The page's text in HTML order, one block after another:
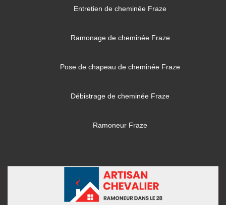
Entretien de cheminée Fraze
Ramonage de cheminée Fraze
Pose de chapeau de cheminée Fraze
Débistrage de cheminée Fraze
Ramoneur Fraze